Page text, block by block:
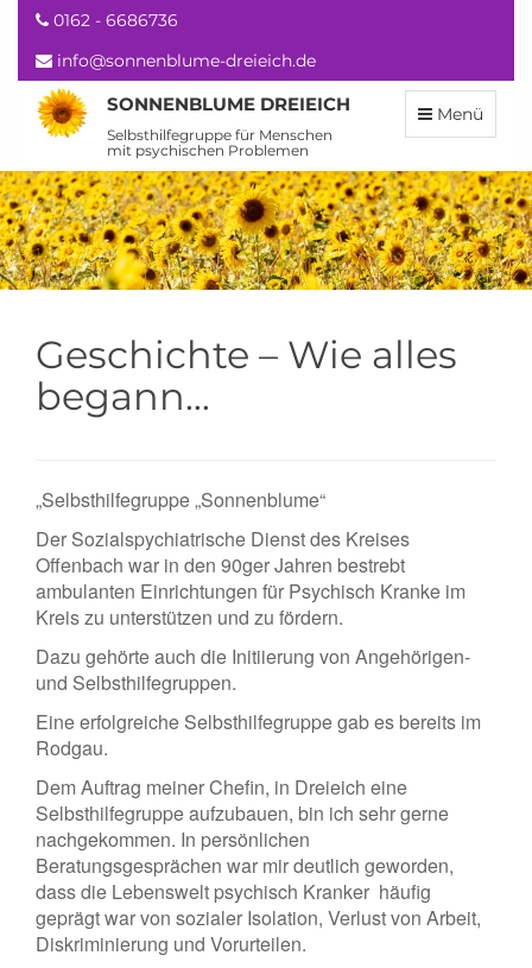
0162 - 6686736
info@sonnenblume-dreieich.de
Menü
SONNENBLUME DREIEICH
Selbsthilfegruppe für Menschen
mit psychischen Problemen
Geschichte – Wie alles
begann…
„Selbsthilfegruppe „Sonnenblume“
Der Sozialspychiatrische Dienst des Kreises
Offenbach war in den 90ger Jahren bestrebt
ambulanten Einrichtungen für Psychisch Kranke im
Kreis zu unterstützen und zu fördern.
Dazu gehörte auch die Initiierung von Angehörigen-
und Selbsthilfegruppen.
Eine erfolgreiche Selbsthilfegruppe gab es bereits im
Rodgau.
Dem Auftrag meiner Chefin, in Dreieich eine
Selbsthilfegruppe aufzubauen, bin ich sehr gerne
nachgekommen. In persönlichen
Beratungsgesprächen war mir deutlich geworden,
dass die Lebenswelt psychisch Kranker häufig
geprägt war von sozialer Isolation, Verlust von Arbeit,
Diskriminierung und Vorurteilen.